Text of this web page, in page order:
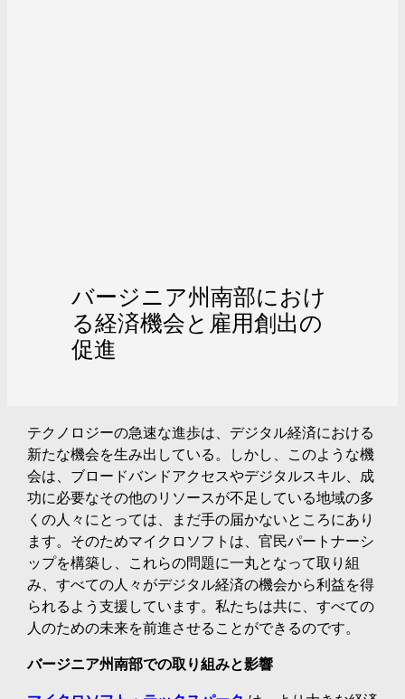
バージニア州南部におけ
る経済機会と雇用創出の
促進
テクノロジーの急速な進歩は、デジタル経済における
新たな機会を生み出している。しかし、このような機
会は、ブロードバンドアクセスやデジタルスキル、成
功に必要なその他のリソースが不足している地域の多
くの人々にとっては、まだ手の届かないところにあり
ます。そのためマイクロソフトは、官民パートナーシ
ップを構築し、これらの問題に一丸となって取り組
み、すべての人々がデジタル経済の機会から利益を得
られるよう支援しています。私たちは共に、すべての
人のための未来を前進させることができるのです。
バージニア州南部での取り組みと影響